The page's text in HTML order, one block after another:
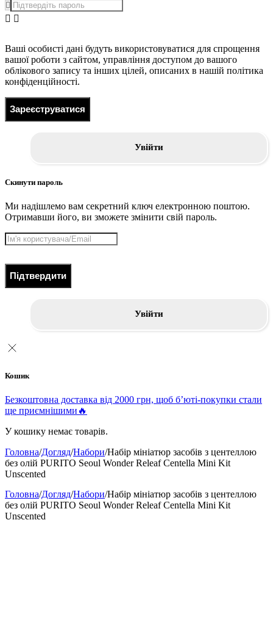
Ваші особисті дані будуть використовуватися для спрощення
вашої роботи з сайтом, управління доступом до вашого
облікового запису та інших цілей, описаних в нашій політика
конфіденційності.
Зареєструватися
Увійти
Скинути пароль
Ми надішлемо вам секретний ключ електронною поштою.
Отримавши його, ви зможете змінити свій пароль.
Підтвердити
Увійти
Кошик
Безкоштовна доставка від 2000 грн, щоб б’юті-покупки стали
ще приємнішими🔥
У кошику немає товарів.
Головна/Догляд/Набори/Набір мініатюр засобів з центеллою
без олій PURITO Seoul Wonder Releaf Centella Mini Kit
Unscented
Головна/Догляд/Набори/Набір мініатюр засобів з центеллою
без олій PURITO Seoul Wonder Releaf Centella Mini Kit
Unscented